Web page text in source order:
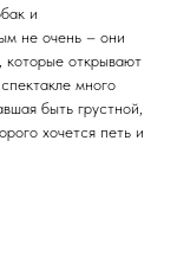
и
не очень – они
которые открывают
много
быть грустной,
хочется петь и